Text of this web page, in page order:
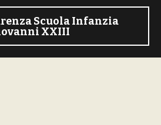
Scuola Infanzia
XXIII